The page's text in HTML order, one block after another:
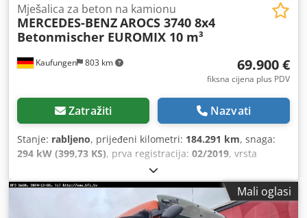
Kaufungen 803 km
Mješalica za beton na kamionu
MERCEDES-BENZAROCS 3740 8x4
Betonmischer EUROMIX 10 m³
69.900 €
fiksna cijena plus PDV
Zatražiti Nazvati
Stanje: rabljeno, prijeđeni kilometri: 184.291 km, snaga:
294 kW (399,73 KS), prva registracija: 02/2019, vrsta
37.000 kg
osovina:3 osovine, sljedeći pregled (TÜV):08/2028, boja:
automatski, emisijska klasa:Euro 6,
2019, Oprema:ABS, klima uređaj
Mali oglasi